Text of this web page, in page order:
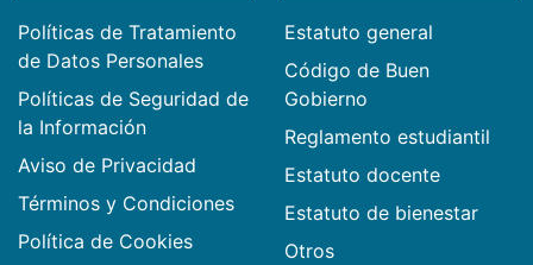
Políticas de Tratamiento
de Datos Personales
Políticas de Seguridad de
la Información
Aviso de Privacidad
Términos y Condiciones
Política de Cookies
Estatuto general
Código de Buen
Gobierno
Reglamento estudiantil
Estatuto docente
Estatuto de bienestar
Otros